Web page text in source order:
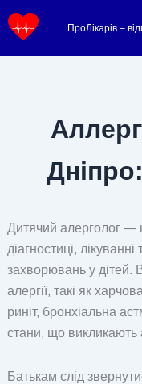
до
ПроЛікарів –
Дитячий алерголог —
діагностиці,
захворювань у дітей.
алергії, такі як
риніт, бронхіальна
стани, що викликають
Батькам слід